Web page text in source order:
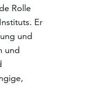
Rolle
Er
und
und